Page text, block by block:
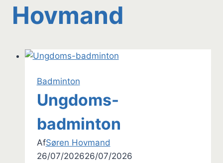
Hovmand
Badminton
Ungdoms-
badminton
AfSøren Hovmand
26/07/202626/07/2026